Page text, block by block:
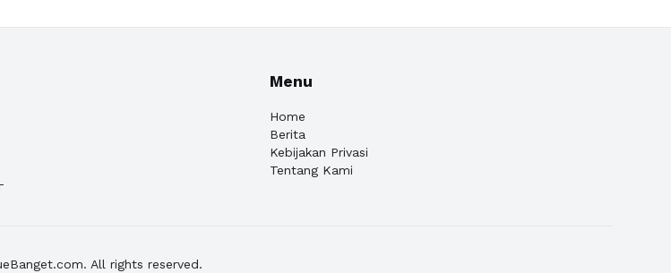
Menu
Home
Berita
Kebijakan Privasi
Tentang Kami
All rights reserved.